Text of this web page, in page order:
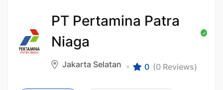
PT Pertamina Patra
Niaga
Jakarta Selatan 0 (0 Reviews)